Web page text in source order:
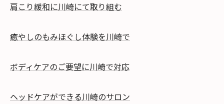
肩こり緩和に川崎にて取り組む
癒やしのもみほぐし体験を川崎で
ボディケアのご要望に川崎で対応
ヘッドケアができる川崎のサロン